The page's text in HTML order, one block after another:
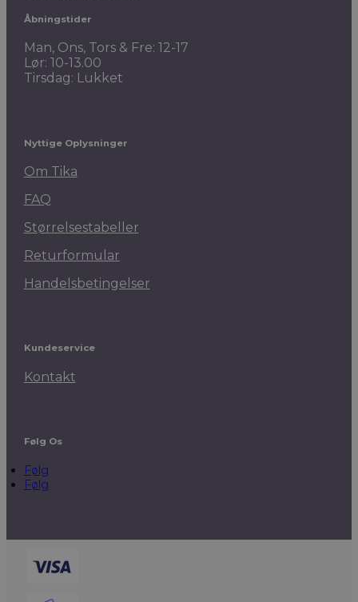
Åbningstider
Man, Ons, Tors & Fre: 12-17
Lør: 10-13.00
Tirsdag: Lukket
Nyttige Oplysninger
Om Tika
FAQ
Størrelsestabeller
Returformular
Handelsbetingelser
Kundeservice
Kontakt
Følg Os
Følg
Følg